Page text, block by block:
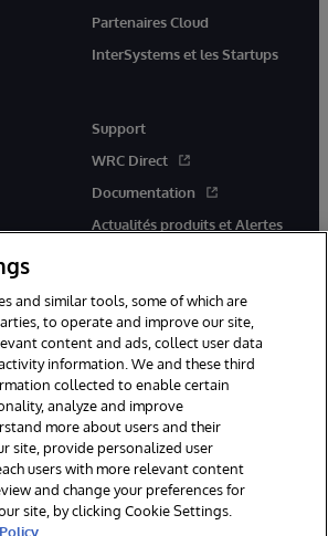
Partenaires Cloud
InterSystems et les Startups
Support
WRC Direct
Documentation
Actualités produits et Alertes
Corporation, Cambridge, MA. Tous droits
d'InterSystems Corporation
Garantie
and similar tools, some of which are
to operate and improve our site,
content and ads, collect user data
information. We and these third
collected to enable certain
analyze and improve
more about users and their
site, provide personalized user
users with more relevant content
and change your preferences for
site, by clicking Cookie Settings.